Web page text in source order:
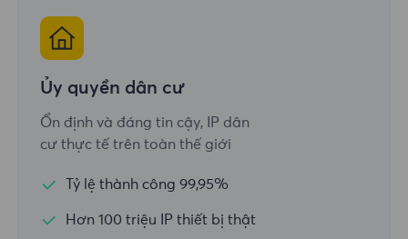
Ủy quyền dân cư
Ổn định và đáng tin cậy, IP dân
cư thực tế trên toàn thế giới
Tỷ lệ thành công 99,95%
Hơn 100 triệu IP thiết bị thật